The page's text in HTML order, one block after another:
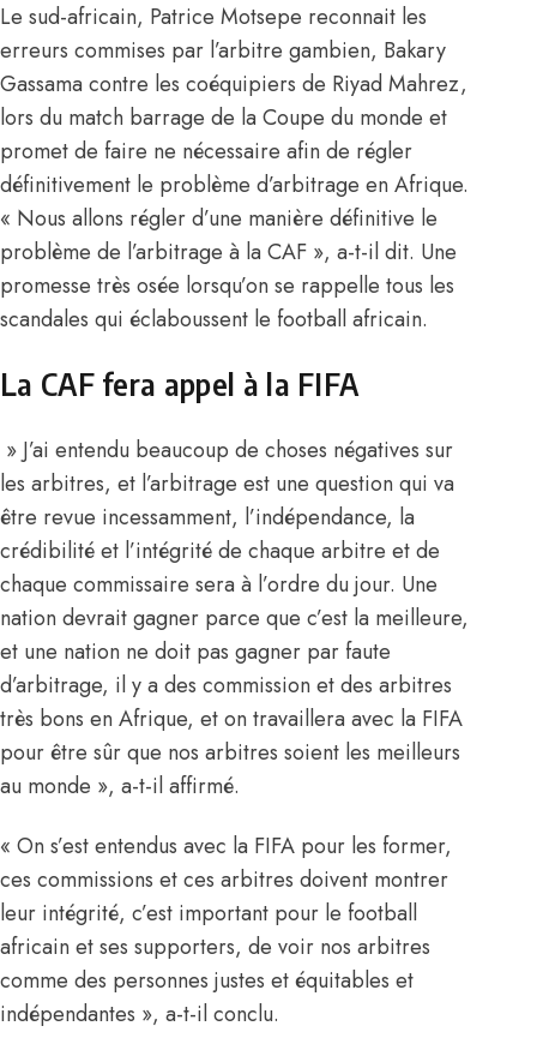
Le sud-africain, Patrice Motsepe reconnait les
erreurs commises par l’arbitre gambien, Bakary
Gassama contre les coéquipiers de Riyad Mahrez,
lors du match barrage de la Coupe du monde et
promet de faire ne nécessaire afin de régler
définitivement le problème d’arbitrage en Afrique.
« Nous allons régler d’une manière définitive le
problème de l’arbitrage à la CAF », a-t-il dit. Une
promesse très osée lorsqu’on se rappelle tous les
scandales qui éclaboussent le football africain.
La CAF fera appel à la FIFA
» J’ai entendu beaucoup de choses négatives sur
les arbitres, et l’arbitrage est une question qui va
être revue incessamment, l’indépendance, la
crédibilité et l’intégrité de chaque arbitre et de
chaque commissaire sera à l’ordre du jour. Une
nation devrait gagner parce que c’est la meilleure,
et une nation ne doit pas gagner par faute
d’arbitrage, il y a des commission et des arbitres
très bons en Afrique, et on travaillera avec la FIFA
pour être sûr que nos arbitres soient les meilleurs
au monde », a-t-il affirmé.
« On s’est entendus avec la FIFA pour les former,
ces commissions et ces arbitres doivent montrer
leur intégrité, c’est important pour le football
africain et ses supporters, de voir nos arbitres
comme des personnes justes et équitables et
indépendantes », a-t-il conclu.